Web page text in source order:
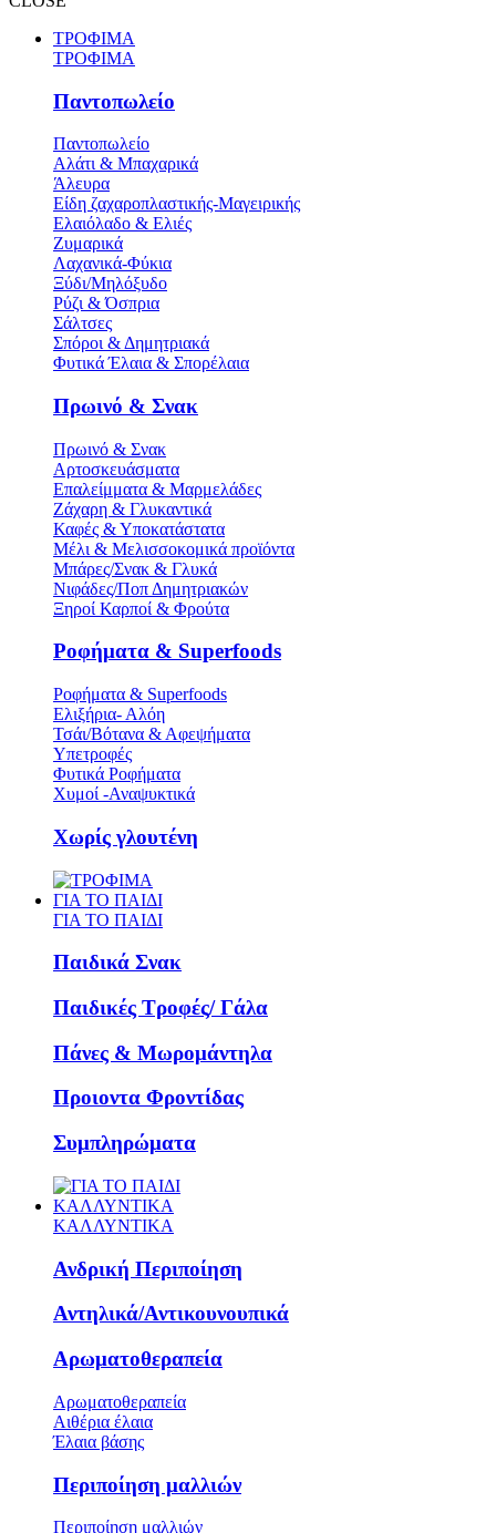
ΤΡΟΦΙΜΑ
ΤΡΟΦΙΜΑ
Παντοπωλείο
Παντοπωλείο
Αλάτι & Μπαχαρικά
Άλευρα
Είδη ζαχαροπλαστικής-Μαγειρικής
Ελαιόλαδο & Ελιές
Ζυμαρικά
Λαχανικά-Φύκια
Ξύδι/Μηλόξυδο
Ρύζι & Όσπρια
Σάλτσες
Σπόροι & Δημητριακά
Φυτικά Έλαια & Σπορέλαια
Πρωινό & Σνακ
Πρωινό & Σνακ
Αρτοσκευάσματα
Επαλείμματα & Μαρμελάδες
Ζάχαρη & Γλυκαντικά
Καφές & Υποκατάστατα
Μέλι & Μελισσοκομικά προϊόντα
Μπάρες/Σνακ & Γλυκά
Νιφάδες/Ποπ Δημητριακών
Ξηροί Καρποί & Φρούτα
Ροφήματα & Superfoods
Ροφήματα & Superfoods
Ελιξήρια- Αλόη
Τσάι/Βότανα & Αφεψήματα
Υπετροφές
Φυτικά Ροφήματα
Χυμοί -Αναψυκτικά
Χωρίς γλουτένη
ΓΙΑ ΤΟ ΠΑΙΔΙ
ΓΙΑ ΤΟ ΠΑΙΔΙ
Παιδικά Σνακ
Παιδικές Τροφές/ Γάλα
Πάνες & Μωρομάντηλα
Προιοντα Φροντίδας
Συμπληρώματα
ΚΑΛΛΥΝΤΙΚΑ
ΚΑΛΛΥΝΤΙΚΑ
Ανδρική Περιποίηση
Αντηλικά/Αντικουνουπικά
Αρωματοθεραπεία
Αρωματοθεραπεία
Αιθέρια έλαια
Έλαια βάσης
Περιποίηση μαλλιών
Περιποίηση μαλλιών